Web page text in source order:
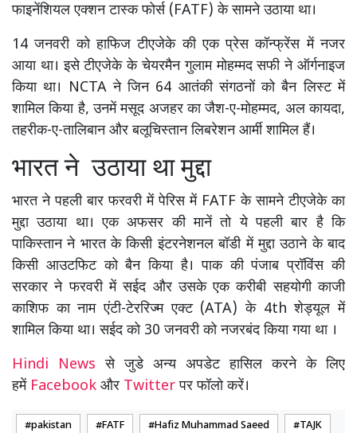
फाइनेंशियल एक्शन टास्क फोर्स (FATF) के सामने उठाया था।
14 जनवरी को हाफिज टीएजेके की एक प्रेस कॉन्फ्रेंस में नजर
आया था। इसे टीएजेके के चेयरमैन गुलाम मोहम्मद सफी ने ऑर्गनाइज
किया था। NCTA ने जिन 64 आतंकी संगठनों को बैन लिस्ट में
शामिल किया है, उनमें मसूद अजहर का जैश-ए-मोहम्मद, अल कायदा,
तहरीक-ए-तालिबान और बलूचिस्तान लिबरेशन आर्मी शामिल हैं।
भारत ने उठाया था मुद्दा
भारत ने पहली बार फरवरी में पेरिस में FATF के सामने टीएजेके का
मुद्दा उठाया था। एक अफसर की मानें तो ये पहली बार है कि
पाकिस्तान ने भारत के किसी इंटरनेशनल बॉडी में मुद्दा उठाने के बाद
किसी आउटफिट को बैन किया है। पाक की पंजाब प्रॉविंस की
सरकार ने फरवरी में सईद और उसके एक करीबी सहयोगी काजी
काशिफ का नाम एंटी-टेररिज्म एक्ट (ATA) के 4th शेड्यूल में
शामिल किया था। सईद को 30 जनवरी को नजरबंद किया गया था ।
Hindi Newsसे जुडे अन्य अपडेट हासिल करने के लिए
हमें Facebook और Twitterपर फॉलो करें।
pakistan FATF Hafiz Muhammad Saeed TAJK